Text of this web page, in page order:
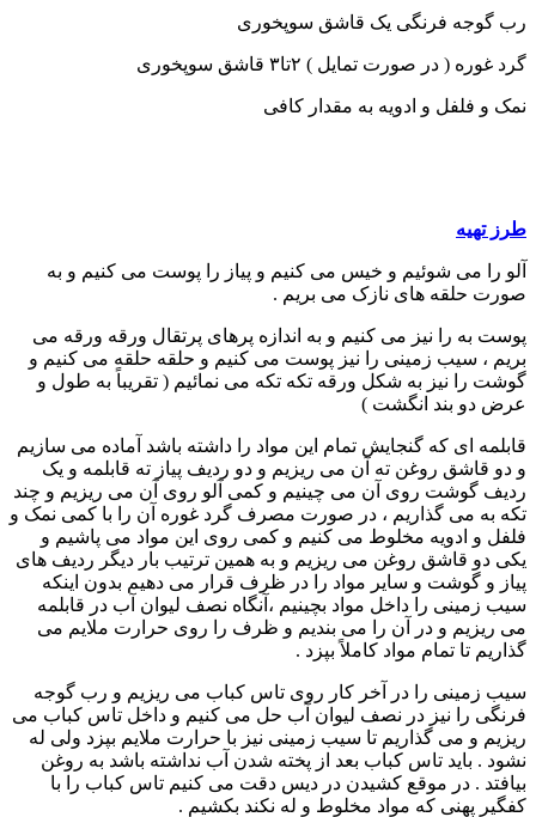
رب گوجه فرنگی یک قاشق سوپخوری
گرد غوره ( در صورت تمایل ) ۲تا۳ قاشق سوپخوری
نمک و فلفل و ادویه به مقدار کافی
طرز تهیه
آلو را می شوئیم و خیس می کنیم و پیاز را پوست می کنیم و به
صورت حلقه های نازک می بریم .
پوست به را نیز می کنیم و به اندازه پرهای پرتقال ورقه ورقه می
بریم ، سیب زمینی را نیز پوست می کنیم و حلقه حلقه می کنیم و
گوشت را نیز به شکل ورقه تکه تکه می نمائیم ( تقریباً به طول و
عرض دو بند انگشت )
قابلمه ای که گنجایش تمام این مواد را داشته باشد آماده می سازیم
و دو قاشق روغن ته آن می ریزیم و دو ردیف پیاز ته قابلمه و یک
ردیف گوشت روی آن می چینیم و کمی آلو روی آن می ریزیم و چند
تکه به می گذاریم ، در صورت مصرف گرد غوره آن را با کمی نمک و
فلفل و ادویه مخلوط می کنیم و کمی روی این مواد می پاشیم و
یکی دو قاشق روغن می ریزیم و به همین ترتیب بار دیگر ردیف های
پیاز و گوشت و سایر مواد را در ظرف قرار می دهیم بدون اینکه
سیب زمینی را داخل مواد بچینیم ،آنگاه نصف لیوان آب در قابلمه
می ریزیم و در آن را می بندیم و ظرف را روی حرارت ملایم می
گذاریم تا تمام مواد کاملاً بپزد .
سیب زمینی را در آخر کار روی تاس کباب می ریزیم و رب گوجه
فرنگی را نیز در نصف لیوان آب حل می کنیم و داخل تاس کباب می
ریزیم و می گذاریم تا سیب زمینی نیز با حرارت ملایم بپزد ولی له
نشود . باید تاس کباب بعد از پخته شدن آب نداشته باشد به روغن
بیافتد . در موقع کشیدن در دیس دقت می کنیم تاس کباب را با
کفگیر پهنی که مواد مخلوط و له نکند بکشیم .